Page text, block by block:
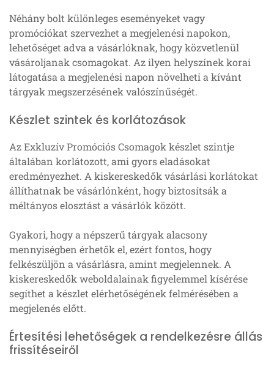
Néhány bolt különleges eseményeket vagy
promóciókat szervezhet a megjelenési napokon,
lehetőséget adva a vásárlóknak, hogy közvetlenül
vásároljanak csomagokat. Az ilyen helyszínek korai
látogatása a megjelenési napon növelheti a kívánt
tárgyak megszerzésének valószínűségét.
Készlet szintek és korlátozások
Az Exkluzív Promóciós Csomagok készlet szintje
általában korlátozott, ami gyors eladásokat
eredményezhet. A kiskereskedők vásárlási korlátokat
állíthatnak be vásárlónként, hogy biztosítsák a
méltányos elosztást a vásárlók között.
Gyakori, hogy a népszerű tárgyak alacsony
mennyiségben érhetők el, ezért fontos, hogy
felkészüljön a vásárlásra, amint megjelennek. A
kiskereskedők weboldalainak figyelemmel kísérése
segíthet a készlet elérhetőségének felmérésében a
megjelenés előtt.
Értesítési lehetőségek a rendelkezésre állás
frissítéseiről